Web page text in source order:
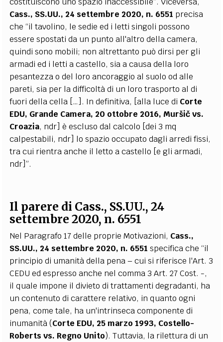
Cass., SS.UU., 24 settembre 2020, n. 6551 precisa
che “il tavolino, le sedie ed i letti singoli possono
essere spostati da un punto all'altro della camera,
quindi sono mobili; non altrettanto può dirsi per gli
armadi ed i letti a castello, sia a causa della loro
pesantezza o del loro ancoraggio al suolo od alle
pareti, sia per la difficoltà di un loro trasporto al di
fuori della cella […]. In definitiva, [alla luce di Corte
EDU, Grande Camera, 20 ottobre 2016, Muršič vs.
Croazia, ndr] è escluso dal calcolo [dei 3 mq
calpestabili, ndr] lo spazio occupato dagli arredi fissi,
tra cui rientra anche il letto a castello [e gli armadi,
ndr]”.
Il parere di Cass., SS.UU., 24
settembre 2020, n. 6551
Nel Paragrafo 17 delle proprie Motivazioni, Cass.,
SS.UU., 24 settembre 2020, n. 6551 specifica che “il
principio di umanità della pena – cui si riferisce l'Art. 3
CEDU ed espresso anche nel comma 3 Art. 27 Cost. -,
il quale impone il divieto di trattamenti degradanti, ha
un contenuto di carattere relativo, in quanto ogni
pena, come tale, ha un'intrinseca componente di
inumanità (Corte EDU, 25 marzo 1993, Costello-
Roberts vs. Regno Unito). Tuttavia, la rilettura di un